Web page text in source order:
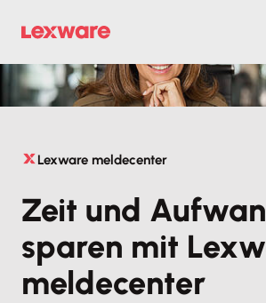
Lexware meldecenter
Zeit und
sparen mit
meldecenter